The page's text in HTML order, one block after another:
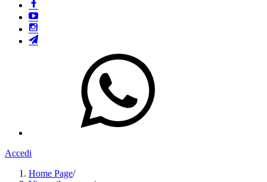
Accedi
Home Page/